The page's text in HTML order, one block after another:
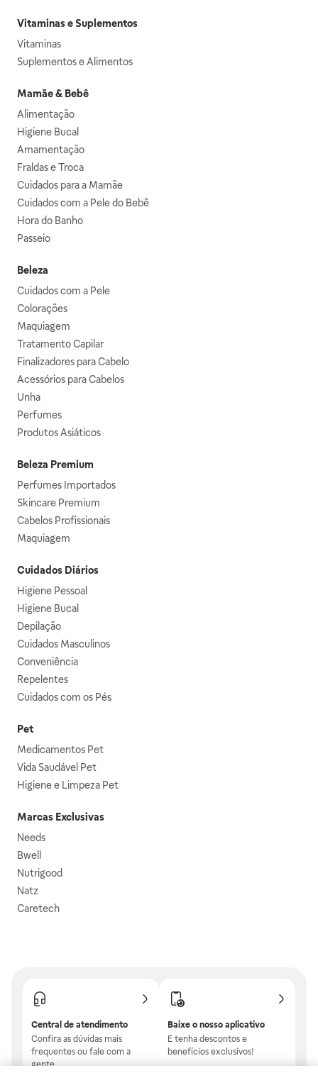
Vitaminas e Suplementos
Vitaminas
Suplementos e Alimentos
Mamãe & Bebê
Alimentação
Higiene Bucal
Amamentação
Fraldas e Troca
Cuidados para a Mamãe
Cuidados com a Pele do Bebê
Hora do Banho
Passeio
Beleza
Cuidados com a Pele
Colorações
Maquiagem
Tratamento Capilar
Finalizadores para Cabelo
Acessórios para Cabelos
Unha
Perfumes
Produtos Asiáticos
Beleza Premium
Perfumes Importados
Skincare Premium
Cabelos Profissionais
Maquiagem
Cuidados Diários
Higiene Pessoal
Higiene Bucal
Depilação
Cuidados Masculinos
Conveniência
Repelentes
Cuidados com os Pés
Pet
Medicamentos Pet
Vida Saudável Pet
Higiene e Limpeza Pet
Marcas Exclusivas
Needs
Bwell
Nutrigood
Natz
Caretech
Central de atendimento
Confira as dúvidas mais
frequentes ou fale com a
gente.
Baixe o nosso aplicativo
E tenha descontos e
benefícios exclusivos!